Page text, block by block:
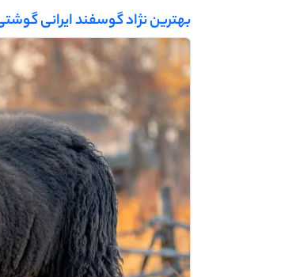
بهترین نژاد گوسفند ایرانی